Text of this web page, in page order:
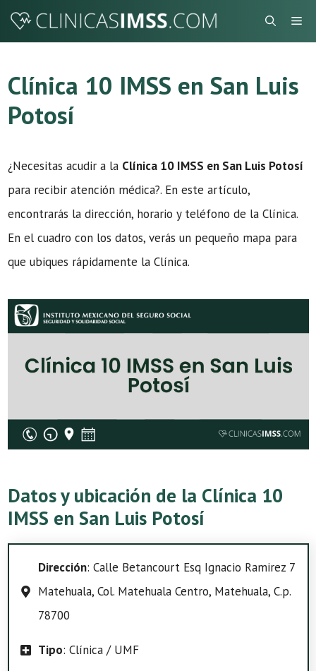
Saltar
Clínica 10 IMSS en San Luis
Potosí
¿Necesitas acudir a la Clínica 10 IMSS en San Luis Potosí
para recibir atención médica?. En este artículo,
encontrarás la dirección, horario y teléfono de la Clínica.
En el cuadro con los datos, verás un pequeño mapa para
que ubiques rápidamente la Clínica.
Datos y ubicación de la Clínica 10
IMSS en San Luis Potosí
Dirección: Calle Betancourt Esq Ignacio Ramirez 7
Matehuala, Col. Matehuala Centro, Matehuala, C.p.
78700
Tipo: Clínica / UMF